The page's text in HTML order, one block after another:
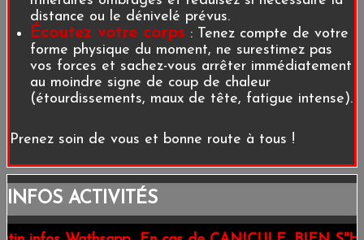
distance ou le dénivelé prévus.
Écoutez votre corps : Tenez compte de votre
forme physique du moment, ne surestimez pas
vos forces et sachez-vous arrêter immédiatement
au moindre signe de coup de chaleur
(étourdissements, maux de tête, fatigue intense).
Prenez soin de vous et bonne route à tous !
INFOS ACTIVITÉS